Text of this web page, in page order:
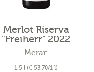
Merlot Riserva
"Freiherr" 2022
Meran
1,5 l (€ 53,70/1 l)